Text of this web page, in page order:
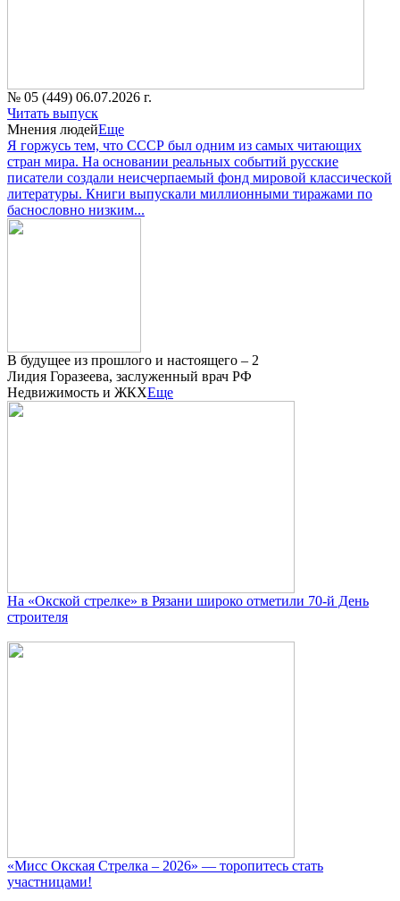
№ 05 (449) 06.07.2026 г.
Читать выпуск
Мнения людейЕще
Я горжусь тем, что СССР был одним из самых читающих
стран мира. На основании реальных событий русские
писатели создали неисчерпаемый фонд мировой классической
литературы. Книги выпускали миллионными тиражами по
баснословно низким...
В будущее из прошлого и настоящего – 2
Лидия Горазеева, заслуженный врач РФ
Недвижимость и ЖКХЕще
На «Окской стрелке» в Рязани широко отметили 70-й День
строителя
«Мисс Окская Стрелка – 2026» — торопитесь стать
участницами!